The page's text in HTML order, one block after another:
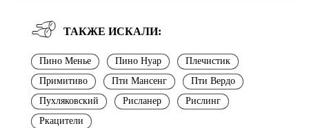
ТАКЖЕ ИСКАЛИ:
Пино Менье Пино Нуар
Плечистик
Примитиво
Пти Мансенг
Пти Вердо
Пухляковский
Рисланер
Рислинг
Ркацители